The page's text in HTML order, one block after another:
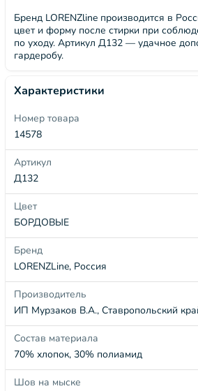
Бренд LORENZline производится в
цвет и форму после стирки при
по уходу. Артикул Д132 — удачное
гардеробу.
Характеристики
Номер товара
14578
Артикул
Д132
Цвет
БОРДОВЫЕ
Бренд
LORENZLine, Россия
Производитель
ИП Мурзаков В.А., Ставропольский
Состав материала
70% хлопок, 30% полиамид
Шов на мыске